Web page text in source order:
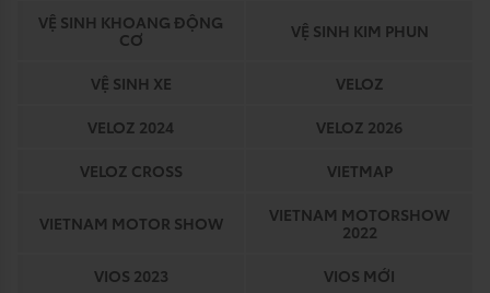
VỆ SINH KHOANG ĐỘNG
CƠ
VỆ SINH KIM PHUN
VỆ SINH XE
VELOZ
VELOZ 2024
VELOZ 2026
VELOZ CROSS
VIETMAP
VIETNAM MOTOR SHOW
VIETNAM MOTORSHOW
2022
VIOS 2023
VIOS MỚI